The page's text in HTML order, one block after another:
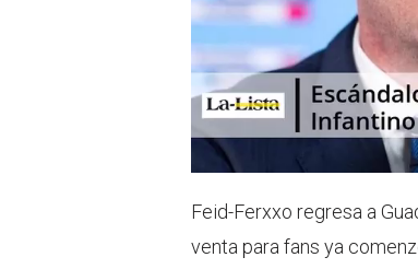
Feid-Ferxxo regresa a
venta para fans ya